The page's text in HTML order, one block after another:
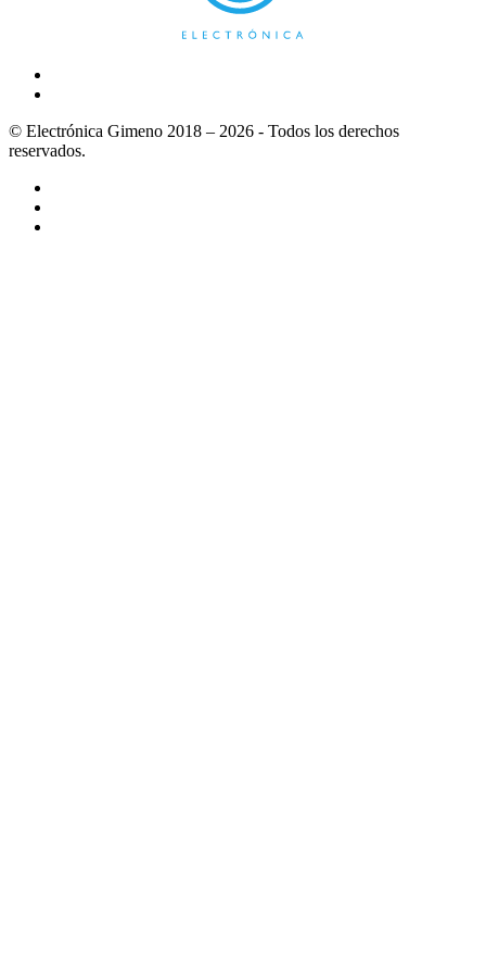
© Electrónica Gimeno 2018 – 2026 - Todos los derechos
reservados.